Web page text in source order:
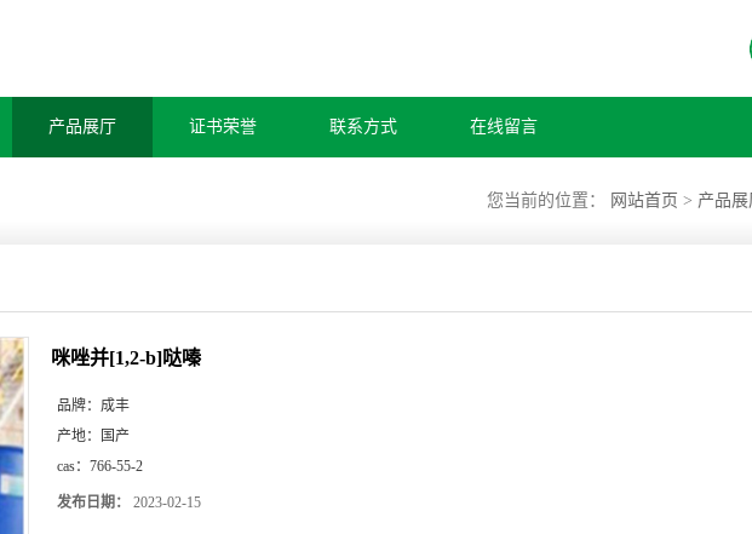
产品展厅 证书荣誉 联系方式 在线留言
您当前的位置： 网站首页 > 产品展
咪唑并[1,2-b]哒嗪
品牌： 成丰
产地：
国产
cas： 766-55-2
发布日期： 2023-02-15